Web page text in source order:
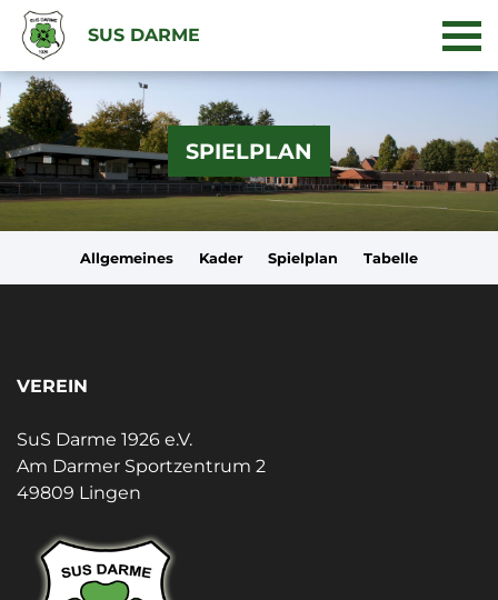
SUS DARME
SPIELPLAN
Allgemeines Kader Spielplan Tabelle
VEREIN
SuS Darme 1926 e.V.
Am Darmer Sportzentrum 2
49809 Lingen